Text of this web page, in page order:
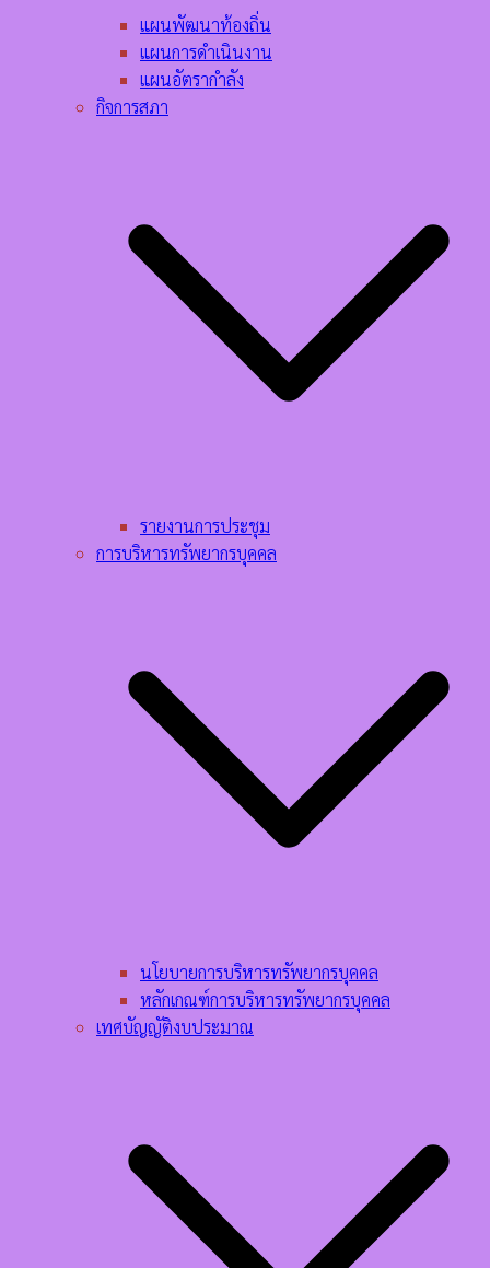
แผนพัฒนาท้องถิ่น
แผนการดำเนินงาน
แผนอัตรากำลัง
กิจการสภา
รายงานการประชุม
การบริหารทรัพยากรบุคคล
นโยบายการบริหารทรัพยากรบุคคล​
หลักเกณฑ์การบริหารทรัพยากรบุคคล​
เทศบัญญัติงบประมาณ